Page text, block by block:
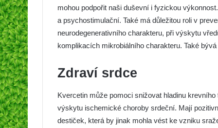
mohou podpořit naši duševní i fyzickou
a psychostimulační. Také má důležitou roli v
neurodegenerativního charakteru, při výskytu
komplikacích mikrobiálního charakteru. Také
Zdraví srdce
Kvercetin může pomoci snižovat hladinu
výskytu ischemické choroby srdeční. Mají
destiček, která by jinak mohla vést ke vzniku